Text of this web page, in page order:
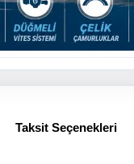
Taksit Seçenekleri